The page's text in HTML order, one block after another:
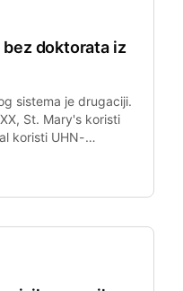
bez doktorata iz
sistema je drugaciji.
St. Mary's koristi
koristi UHN-